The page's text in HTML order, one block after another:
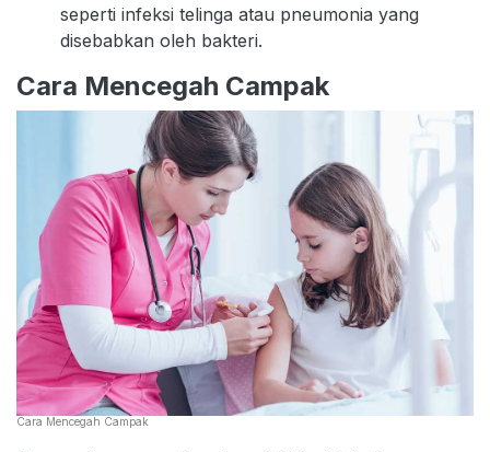
seperti infeksi telinga atau pneumonia yang
disebabkan oleh bakteri.
Cara Mencegah Campak
Cara Mencegah Campak